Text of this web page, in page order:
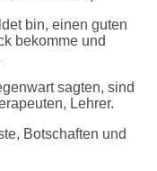
bin, einen guten
bekomme und
sagten, sind
Lehrer.
Botschaften und